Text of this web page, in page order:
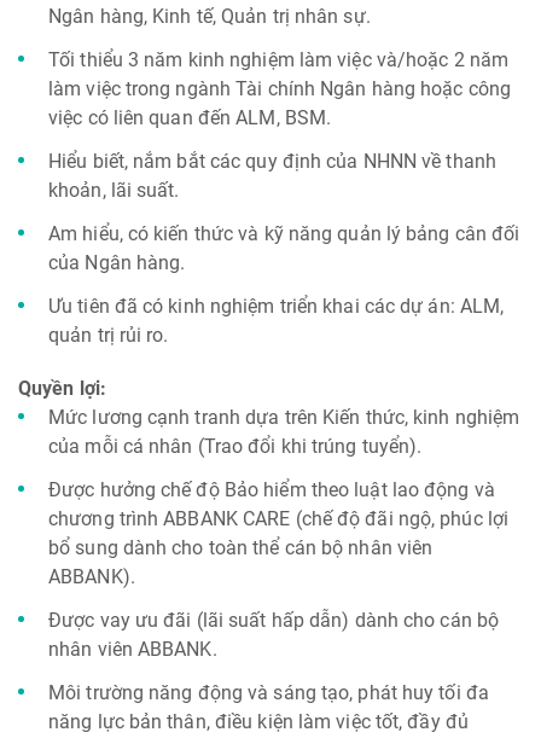
Ngân hàng, Kinh tế, Quản trị nhân sự.
Tối thiểu 3 năm kinh nghiệm làm việc và/hoặc 2 năm
làm việc trong ngành Tài chính Ngân hàng hoặc công
việc có liên quan đến ALM, BSM.
Hiểu biết, nắm bắt các quy định của NHNN về thanh
khoản, lãi suất.
Am hiểu, có kiến thức và kỹ năng quản lý bảng cân đối
của Ngân hàng.
Ưu tiên đã có kinh nghiệm triển khai các dự án: ALM,
quản trị rủi ro.
Quyền lợi:
Mức lương cạnh tranh dựa trên Kiến thức, kinh nghiệm
của mỗi cá nhân (Trao đổi khi trúng tuyển).
Được hưởng chế độ Bảo hiểm theo luật lao động và
chương trình ABBANK CARE (chế độ đãi ngộ, phúc lợi
bổ sung dành cho toàn thể cán bộ nhân viên
ABBANK).
Được vay ưu đãi (lãi suất hấp dẫn) dành cho cán bộ
nhân viên ABBANK.
Môi trường năng động và sáng tạo, phát huy tối đa
năng lực bản thân, điều kiện làm việc tốt, đầy đủ